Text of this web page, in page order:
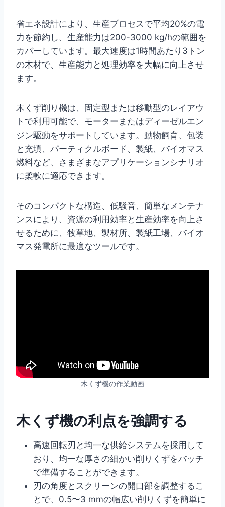
省エネ設計により、生産プロセスで平均20%の電
力を節約し、生産能力は200-3000 kg/hの範囲を
カバーしています。最大速度は1時間あたり3トン
の木材で、生産能力と処理効率を大幅に向上させ
ます。
木くず削り機は、固定型または移動型のレイアウ
トで利用可能で、モーターまたはディーゼルエン
ジン駆動をサポートしています。動物飼育、包装
と充填、パーティクルボード、製紙、バイオマス
燃料など、さまざまなアプリケーションシナリオ
に柔軟に適応できます。
そのコンパクトな構造、低騒音、簡単なメンテナ
ンスにより、資源の利用効率と生産効率を向上さ
せるために、牧草地、製材所、製紙工場、バイオ
マス発電所に最適なツールです。
木くず機の作業動画
木くず機の利点を強調する
高速回転刃と均一な供給システムを採用して
おり、均一な厚さの細かい削りくずをバッチ
で準備することができます。
刃の角度とスクリーンの開口部を調整するこ
とで、0.5〜3 mmの幅広い削りくずを簡単に